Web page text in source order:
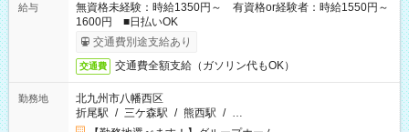
給与
無資格未経験：時給1350円～ 有資格or経験者：時給1550円～
1600円 ■日払いOK
交通費別途支給あり
交通費 交通費全額支給（ガソリン代もOK）
勤務地
北九州市八幡西区
折尾駅 / 三ケ森駅 / 熊西駅 / …